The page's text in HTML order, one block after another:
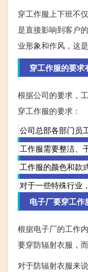
穿工作服上下班不
是直接影响到客户
业形象和作风，这
穿工作服的要求
根据公司的要求，
穿工作服的要求：
公司总部各部门员
工作服需要整洁、
工作服的颜色和款
对于一些特殊行业
电子厂要穿工作
根据电子厂的工作
要穿防辐射衣服，
对于防辐射衣服来